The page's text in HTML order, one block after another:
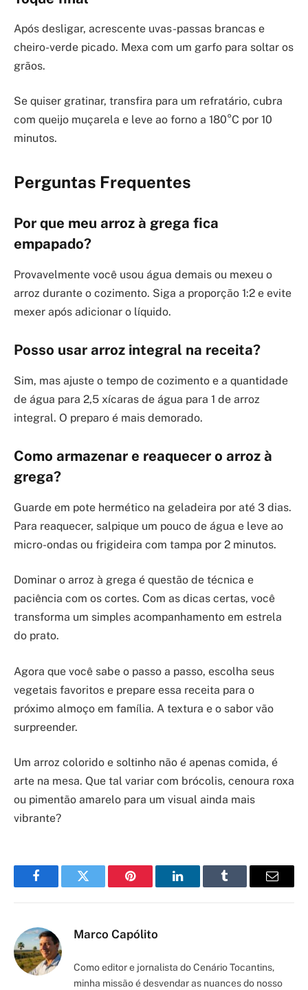
Após desligar, acrescente uvas-passas brancas e
cheiro-verde picado. Mexa com um garfo para soltar os
grãos.
Se quiser gratinar, transfira para um refratário, cubra
com queijo muçarela e leve ao forno a 180°C por 10
minutos.
Perguntas Frequentes
Por que meu arroz à grega fica
empapado?
Provavelmente você usou água demais ou mexeu o
arroz durante o cozimento. Siga a proporção 1:2 e evite
mexer após adicionar o líquido.
Posso usar arroz integral na receita?
Sim, mas ajuste o tempo de cozimento e a quantidade
de água para 2,5 xícaras de água para 1 de arroz
integral. O preparo é mais demorado.
Como armazenar e reaquecer o arroz à
grega?
Guarde em pote hermético na geladeira por até 3 dias.
Para reaquecer, salpique um pouco de água e leve ao
micro-ondas ou frigideira com tampa por 2 minutos.
Dominar o arroz à grega é questão de técnica e
paciência com os cortes. Com as dicas certas, você
transforma um simples acompanhamento em estrela
do prato.
Agora que você sabe o passo a passo, escolha seus
vegetais favoritos e prepare essa receita para o
próximo almoço em família. A textura e o sabor vão
surpreender.
Um arroz colorido e soltinho não é apenas comida, é
arte na mesa. Que tal variar com brócolis, cenoura roxa
ou pimentão amarelo para um visual ainda mais
vibrante?
FacebookTwitter Pinterest LinkedInTumblr Email
Marco Capólito
Como editor e jornalista do Cenário Tocantins,
minha missão é desvendar as nuances do nosso